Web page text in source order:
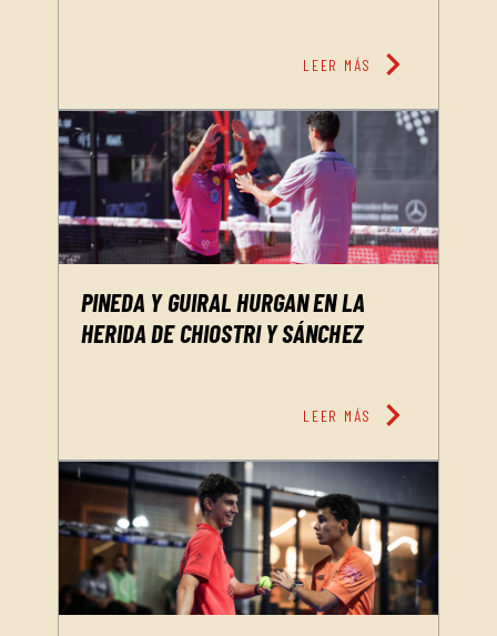
LEER MÁS chevron_right
PINEDA Y GUIRAL HURGAN EN LA
HERIDA DE CHIOSTRI Y SÁNCHEZ
LEER MÁS chevron_right